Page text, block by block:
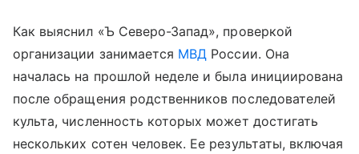
Как выяснил «Ъ Северо-Запад», проверкой
организации занимается МВД России. Она
началась на прошлой неделе и была инициирована
после обращения родственников последователей
культа, численность которых может достигать
нескольких сотен человек. Ее результаты, включая